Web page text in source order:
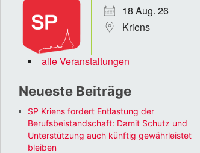
18 Aug. 26
Kriens
alle Veranstaltungen
Neueste Beiträge
SP Kriens fordert Entlastung der
Berufsbeistandschaft: Damit Schutz und
Unterstützung auch künftig gewährleistet
bleiben